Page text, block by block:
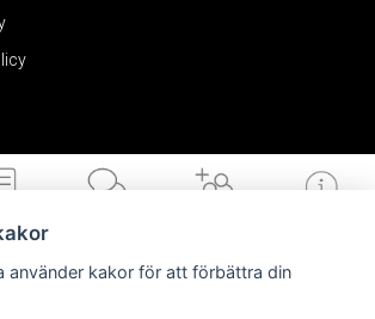
använder kakor för att förbättra din